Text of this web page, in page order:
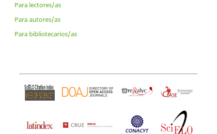
Para lectores/as
Para autores/as
Para bibliotecarios/as